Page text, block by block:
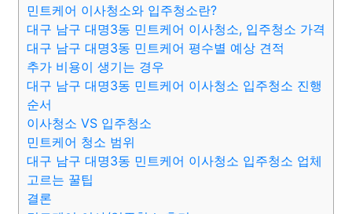
민트케어 이사청소와 입주청소란?
대구 남구 대명3동 민트케어 이사청소, 입주청소 가격
대구 남구 대명3동 민트케어 평수별 예상 견적
추가 비용이 생기는 경우
대구 남구 대명3동 민트케어 이사청소 입주청소 진행
순서
이사청소 VS 입주청소
민트케어 청소 범위
대구 남구 대명3동 민트케어 이사청소 입주청소 업체
고르는 꿀팁
결론